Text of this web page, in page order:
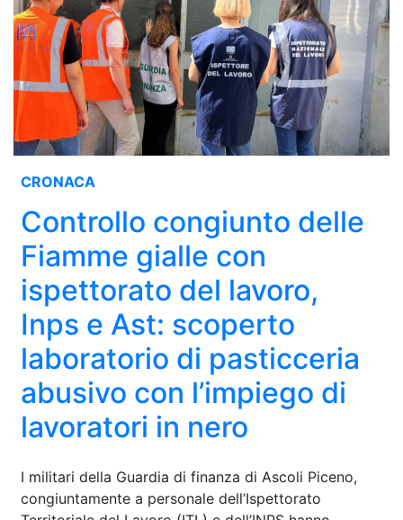
CRONACA
Controllo congiunto delle
Fiamme gialle con
ispettorato del lavoro,
Inps e Ast: scoperto
laboratorio di pasticceria
abusivo con l’impiego di
lavoratori in nero
I militari della Guardia di finanza di Ascoli Piceno,
congiuntamente a personale dell’Ispettorato